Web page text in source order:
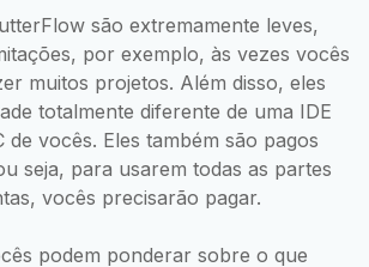
são extremamente leves,
por exemplo, às vezes vocês
muitos projetos. Além disso, eles
totalmente diferente de uma IDE
de vocês. Eles também são pagos
seja, para usarem todas as partes
vocês precisarão pagar.
podem ponderar sobre o que